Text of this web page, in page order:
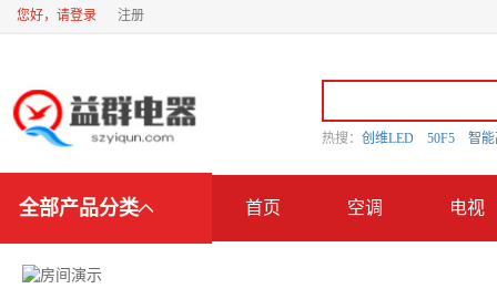
您好，请登录 注册
热搜： 创维LED 50F5 智
全部产品分类 首页 空调 电视